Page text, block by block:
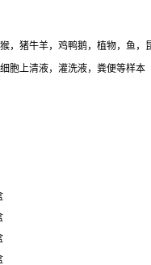
，猪牛羊，鸡鸭鹅，植物，鱼，
胞上清液，灌洗液，粪便等样本